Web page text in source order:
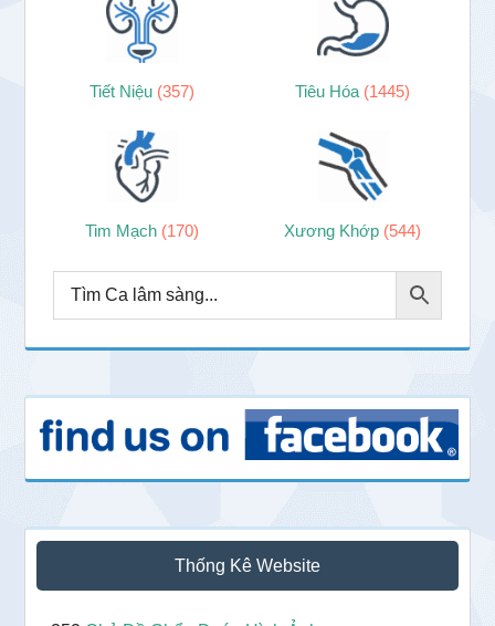
Tiết Niệu (357) Tiêu Hóa (1445)
Tim Mạch (170) Xương Khớp (544)
Thống Kê Website